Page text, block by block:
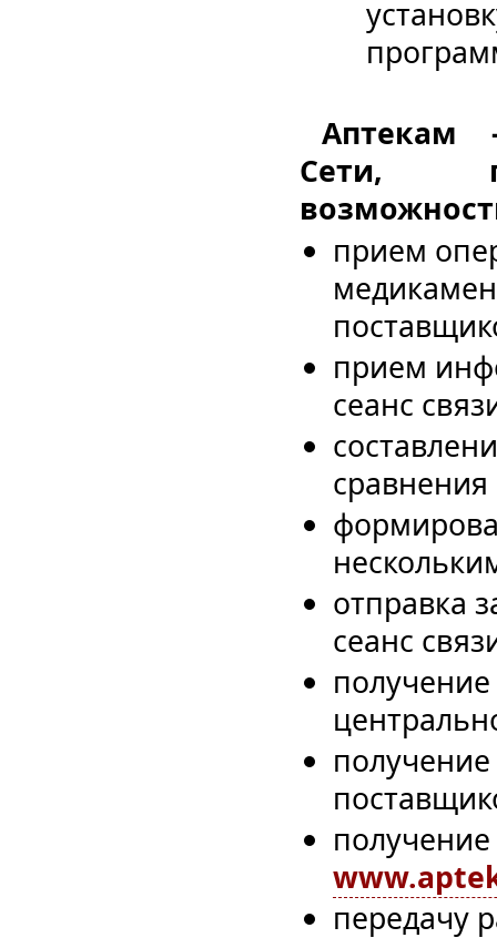
Аптекам
Сети,
прием
прием
сеанс
отправка
сеанс
передачу